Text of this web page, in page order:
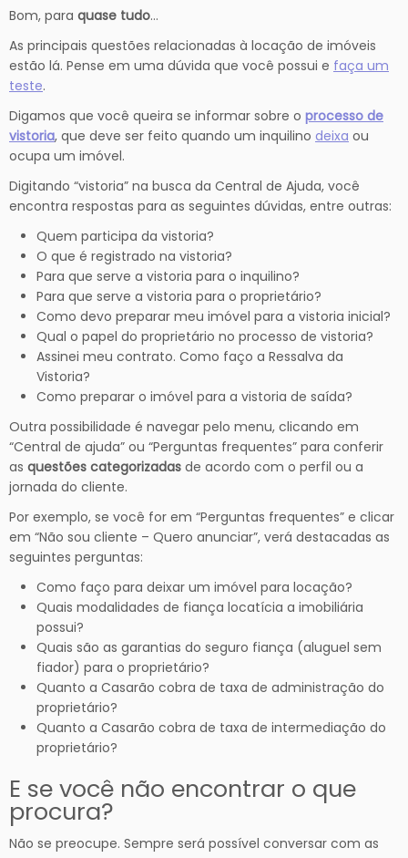
Bom, para quase tudo…
As principais questões relacionadas à locação de imóveis
estão lá. Pense em uma dúvida que você possui e faça um
teste.
Digamos que você queira se informar sobre o processo de
vistoria, que deve ser feito quando um inquilino deixa ou
ocupa um imóvel.
Digitando “vistoria” na busca da Central de Ajuda, você
encontra respostas para as seguintes dúvidas, entre outras:
Quem participa da vistoria?
O que é registrado na vistoria?
Para que serve a vistoria para o inquilino?
Para que serve a vistoria para o proprietário?
Como devo preparar meu imóvel para a vistoria inicial?
Qual o papel do proprietário no processo de vistoria?
Assinei meu contrato. Como faço a Ressalva da
Vistoria?
Como preparar o imóvel para a vistoria de saída?
Outra possibilidade é navegar pelo menu, clicando em
“Central de ajuda” ou “Perguntas frequentes” para conferir
as questões categorizadas de acordo com o perfil ou a
jornada do cliente.
Por exemplo, se você for em “Perguntas frequentes” e clicar
em “Não sou cliente – Quero anunciar”, verá destacadas as
seguintes perguntas:
Como faço para deixar um imóvel para locação?
Quais modalidades de fiança locatícia a imobiliária
possui?
Quais são as garantias do seguro fiança (aluguel sem
fiador) para o proprietário?
Quanto a Casarão cobra de taxa de administração do
proprietário?
Quanto a Casarão cobra de taxa de intermediação do
proprietário?
E se você não encontrar o que
procura?
Não se preocupe. Sempre será possível conversar com as